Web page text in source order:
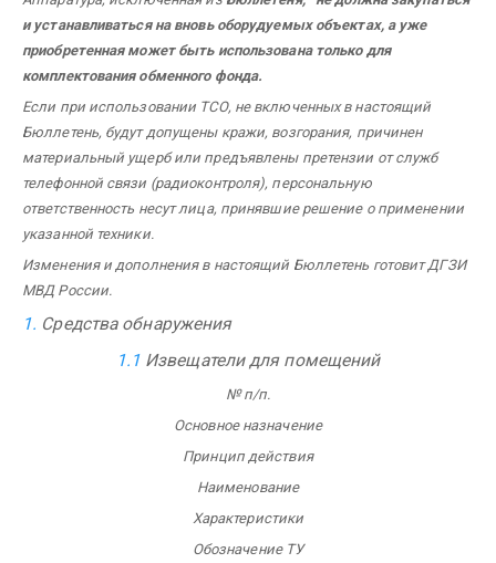
и устанавливаться на вновь оборудуемых объектах, а уже
приобретенная может быть использована только для
комплектования обменного фонда.
Если при использовании ТСО, не включенных в настоящий
Бюллетень, будут допущены кражи, возгорания, причинен
материальный ущерб или предъявлены претензии от служб
телефонной связи (радиоконтроля), персональную
ответственность несут лица, принявшие решение о применении
указанной техники.
Изменения и дополнения в настоящий Бюллетень готовит ДГЗИ
МВД России.
1. Средства обнаружения
1.1 Извещатели для помещений
№ п/п.
Основное назначение
Принцип действия
Наименование
Характеристики
ОбозначениеТУ